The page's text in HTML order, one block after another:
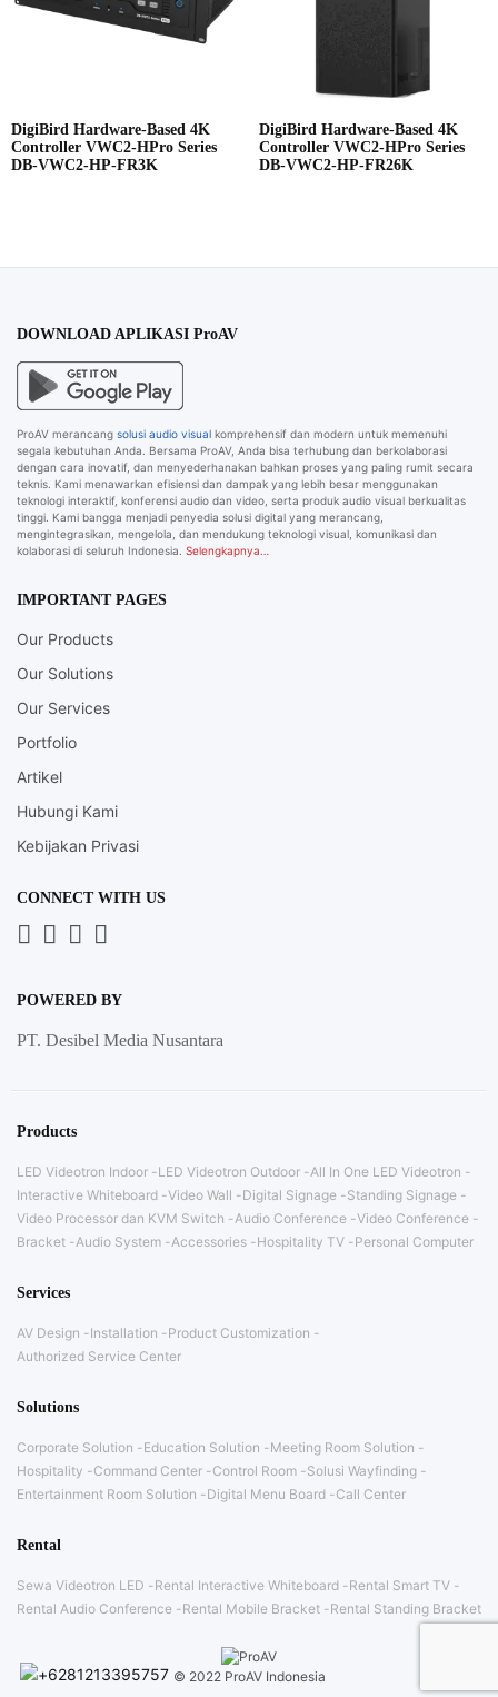
DigiBird Hardware-Based 4K
Controller VWC2-HPro Series
DB-VWC2-HP-FR3K
DigiBird Hardware-Based 4K
Controller VWC2-HPro Series
DB-VWC2-HP-FR26K
DOWNLOAD APLIKASI ProAV
ProAV merancang solusi audio visual komprehensif dan modern untuk memenuhi
segala kebutuhan Anda. Bersama ProAV, Anda bisa terhubung dan berkolaborasi
dengan cara inovatif, dan menyederhanakan bahkan proses yang paling rumit secara
teknis. Kami menawarkan efisiensi dan dampak yang lebih besar menggunakan
teknologi interaktif, konferensi audio dan video, serta produk audio visual berkualitas
tinggi. Kami bangga menjadi penyedia solusi digital yang merancang,
mengintegrasikan, mengelola, dan mendukung teknologi visual, komunikasi dan
kolaborasi di seluruh Indonesia. Selengkapnya…
IMPORTANT PAGES
Our Products
Our Solutions
Our Services
Portfolio
Artikel
Hubungi Kami
Kebijakan Privasi
CONNECT WITH US
POWERED BY
PT. Desibel Media Nusantara
Products
LED Videotron Indoor LED Videotron Outdoor All In One LED Videotron
Interactive Whiteboard Video Wall Digital Signage
Standing Signage
Video Processor dan KVM Switch
Audio Conference Video Conference
Bracket Audio System Accessories Hospitality TV Personal Computer
Services
AV Design Installation
Product Customization
Authorized Service Center
Solutions
Corporate Solution Education Solution
Meeting Room Solution
Hospitality
Command Center Control Room
Solusi Wayfinding
Entertainment Room Solution
Digital Menu Board Call Center
Rental
Sewa Videotron LED Rental Interactive Whiteboard
Rental Smart TV
Rental Audio Conference
Rental Mobile Bracket Rental Standing Bracket
© 2022 ProAV Indonesia